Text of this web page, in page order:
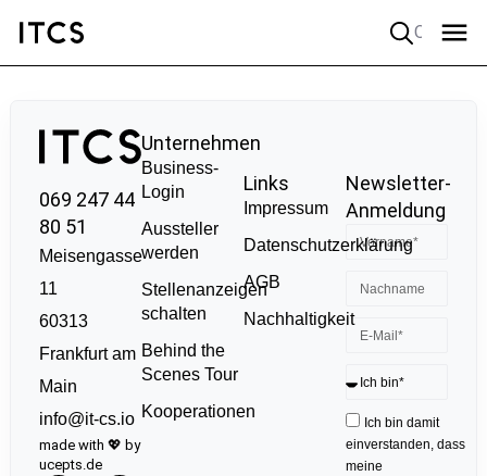
069 247 44
80 51
Meisengasse
11
60313
Frankfurt am
Main
info@it-cs.io
made with 💖 by
ucepts.de
Unternehmen
Business-
Login
Aussteller
werden
Stellenanzeigen
schalten
Behind the
Scenes Tour
Kooperationen
Links
Impressum
Datenschutzerklärung
AGB
Nachhaltigkeit
Newsletter-
Anmeldung
Ich bin damit
einverstanden, dass
meine